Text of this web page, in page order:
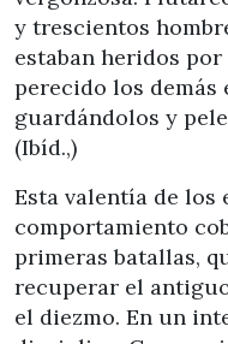
y trescientos
estaban heridos
perecido los demás
guardándolos y
(Ibíd.,)
Esta valentía de los
comportamiento
primeras batallas,
recuperar el
el diezmo. En un